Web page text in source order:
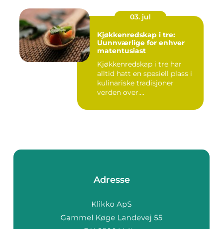
03. jul
Kjøkkenredskap i tre:
Uunnværlige for enhver
matentusiast
Kjøkkenredskap i tre har
alltid hatt en spesiell plass i
kulinariske tradisjoner
verden over....
Adresse